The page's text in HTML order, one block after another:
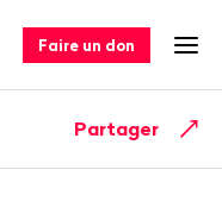
Faire un don
Partager